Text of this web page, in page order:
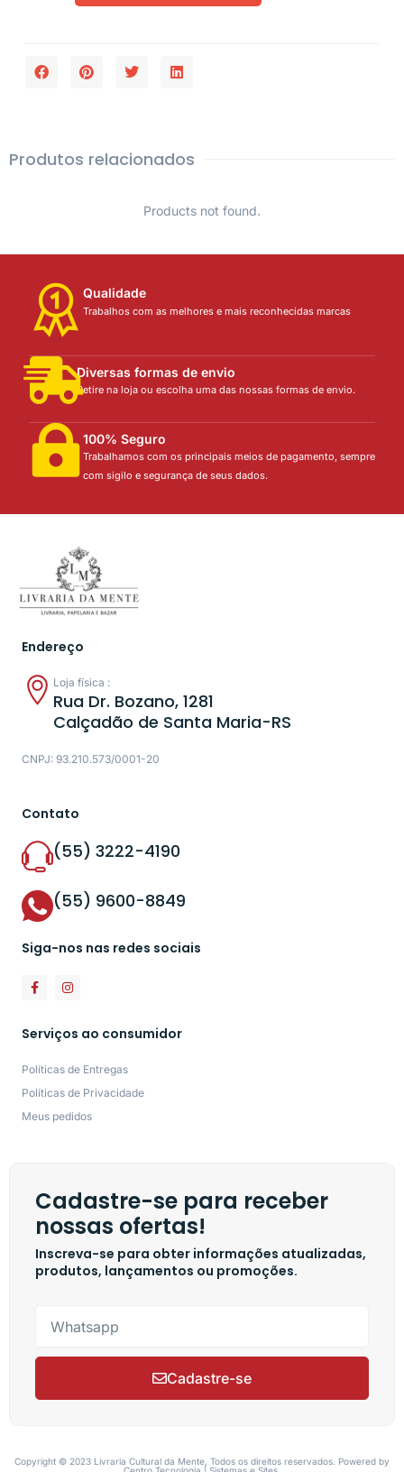
Produtos relacionados
Products not found.
Qualidade
Trabalhos com as melhores e mais reconhecidas marcas
Diversas formas de envio
Retire na loja ou escolha uma das nossas formas de envio.
100% Seguro
Trabalhamos com os principais meios de pagamento, sempre
com sigilo e segurança de seus dados.
Endereço
Loja física :
Rua Dr. Bozano, 1281
Calçadão de Santa Maria-RS
CNPJ: 93.210.573/0001-20
Contato
(55) 3222-4190
(55) 9600-8849
Siga-nos nas redes sociais
Serviços ao consumidor
Políticas de Entregas
Políticas de Privacidade
Meus pedidos
Cadastre-se para receber
nossas ofertas!
Inscreva-se para obter informações atualizadas,
produtos, lançamentos ou promoções.
Cadastre-se
Copyright © 2023 Livraria Cultural da Mente, Todos os direitos reservados. Powered by